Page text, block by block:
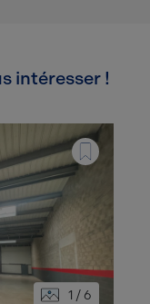
intéresser !
1 / 6